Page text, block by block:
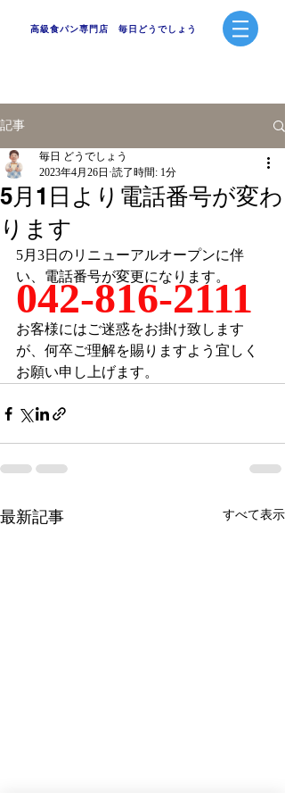
高級食パン専門店 毎日どうでしょう
記事
5月1日より電話番号が変わ
ります
毎日 どうでしょう
2023年4月26日 読了時間: 1分
5月3日のリニューアルオープンに伴
い、電話番号が変更になります。
042-816-2111
お客様にはご迷惑をお掛け致します
が、何卒ご理解を賜りますよう宜しく
お願い申し上げます。
最新記事 すべて表示